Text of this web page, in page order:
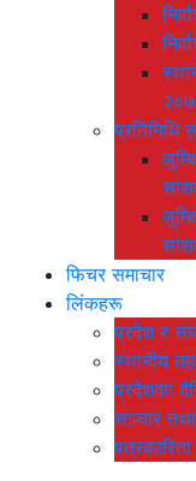
प्रतिनिधि
फिचर समाचार
लिंकहरू
प्रदेश र
स्थानीय
प्रदेशका
सञ्चार